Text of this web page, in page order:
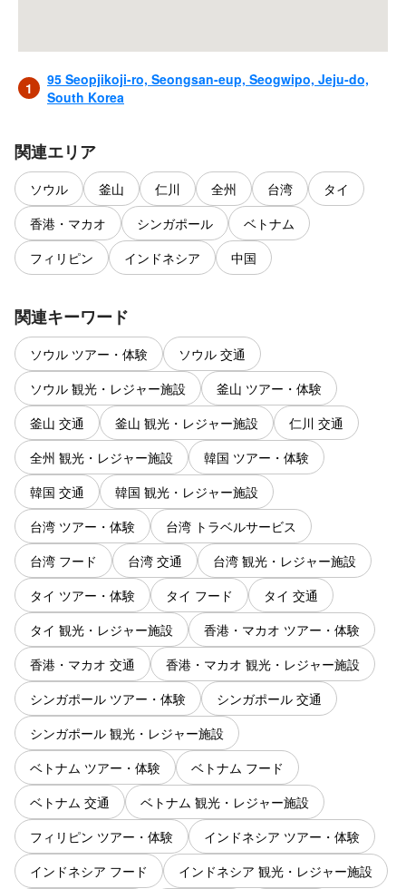
■施設利用時のルール（写真撮影・設備など）
ッシュ撮影は禁止されています。
・生物の保護と展示環境の維持のため、ペットを連れての入場は
禁止されています。
・一度退館された場合、施設への再入場はできません。
・施設内は非常に広いため、車椅子やベビーカーの利用が可能で
す。
1
95 Seopjikoji-ro, Seongsan-eup, Seogwipo, Jeju-do,
South Korea
関連エリア
ソウル 釜山 仁川 全州 台湾
タイ
香港・マカオ
シンガポール
ベトナム
フィリピン
インドネシア 中国
関連キーワード
ソウル ツアー・体験
ソウル 交通
ソウル 観光・レジャー施設
釜山 ツアー・体験
釜山 交通
釜山 観光・レジャー施設
仁川 交通
全州 観光・レジャー施設
韓国 ツアー・体験
韓国 交通
韓国 観光・レジャー施設
台湾 ツアー・体験
台湾 トラベルサービス
台湾 フード
台湾 交通
台湾 観光・レジャー施設
タイ ツアー・体験
タイ フード
タイ 交通
タイ 観光・レジャー施設
香港・マカオ ツアー・体験
香港・マカオ 交通
香港・マカオ 観光・レジャー施設
シンガポール ツアー・体験
シンガポール 交通
シンガポール 観光・レジャー施設
ベトナム ツアー・体験
ベトナム フード
ベトナム 交通
ベトナム 観光・レジャー施設
フィリピン ツアー・体験
インドネシア ツアー・体験
インドネシア フード
インドネシア 観光・レジャー施設